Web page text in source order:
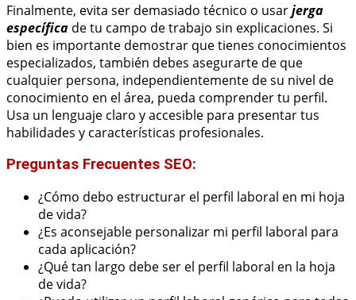
Finalmente, evita ser demasiado técnico o usarjerga
específica de tu campo de trabajo sin explicaciones. Si
bien es importante demostrar que tienes conocimientos
especializados, también debes asegurarte de que
cualquier persona, independientemente de su nivel de
conocimiento en el área, pueda comprender tu perfil.
Usa un lenguaje claro y accesible para presentar tus
habilidades y características profesionales.
Preguntas Frecuentes SEO:
¿Cómo debo estructurar el perfil laboral en mi hoja
de vida?
¿Es aconsejable personalizar mi perfil laboral para
cada aplicación?
¿Qué tan largo debe ser el perfil laboral en la hoja
de vida?